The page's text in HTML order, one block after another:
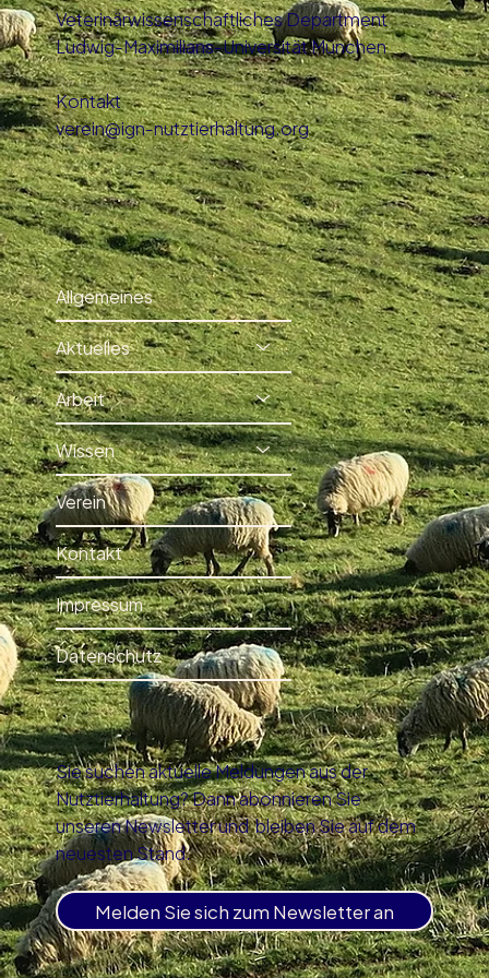
Veterinärwissenschaftliches Department
Ludwig-Maximilians-Universität München
Kontakt
verein@ign-nutztierhaltung.org
Allgemeines
Aktuelles
Arbeit
Wissen
Verein
Kontakt
Impressum
Datenschutz
Sie suchen aktuelle Meldungen aus der
Nutztierhaltung? Dann abonnieren Sie
unseren Newsletter und bleiben Sie auf dem
neuesten Stand.
Melden Sie sich zum Newsletter an